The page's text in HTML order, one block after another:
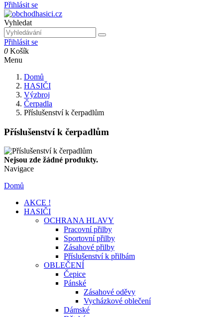
Přihlásit se
Vyhledat
Přihlásit se
0 Košík
Menu
Domů
HASIČI
Výzbroj
Čerpadla
Příslušenství k čerpadlům
Příslušenství k čerpadlům
Nejsou zde žádné produkty.
Navigace
Domů
AKCE !
HASIČI
OCHRANA HLAVY
Pracovní přilby
Sportovní přilby
Zásahové přilby
Příslušenství k přilbám
OBLEČENÍ
Čepice
Pánské
Zásahové oděvy
Vycházkové oblečení
Dámské